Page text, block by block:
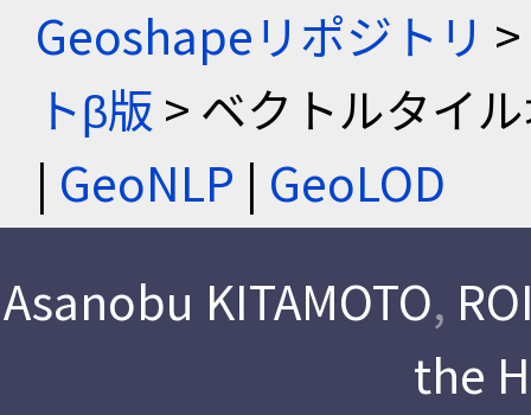
Geoshapeリポジトリ >
トβ版 > ベクトルタイ
| GeoNLP | GeoLOD
Asanobu KITAMOTO,
the